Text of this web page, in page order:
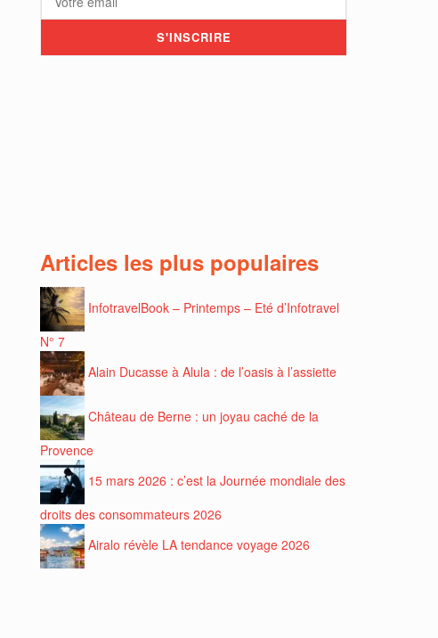
Articles les plus populaires
InfotravelBook – Printemps – Eté d’Infotravel
N° 7
Alain Ducasse à Alula : de l’oasis à l’assiette
Château de Berne : un joyau caché de la
Provence
15 mars 2026 : c’est la Journée mondiale des
droits des consommateurs 2026
Airalo révèle LA tendance voyage 2026